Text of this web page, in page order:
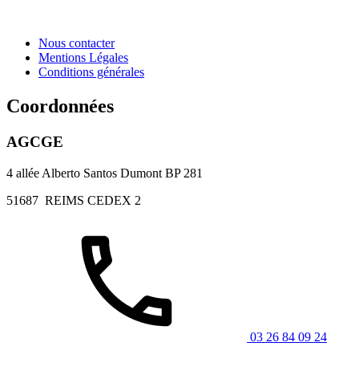
Nous contacter
Mentions Légales
Conditions générales
Coordonnées
AGCGE
4 allée Alberto Santos Dumont BP 281
51687 REIMS CEDEX 2
03 26 84 09 24